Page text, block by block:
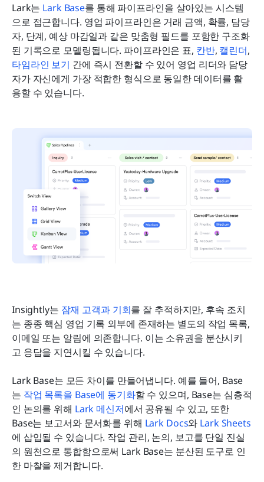
Lark는 Lark Base를 통해 파이프라인을 살아있는 시스템
으로 접근합니다. 영업 파이프라인은 거래 금액, 확률, 담당
자, 단계, 예상 마감일과 같은 맞춤형 필드를 포함한 구조화
된 기록으로 모델링됩니다. 파이프라인은 표, 칸반, 캘린더
타임라인 보기 간에 즉시 전환할 수 있어 영업 리더와 담당
자가 자신에게 가장 적합한 형식으로 동일한 데이터를 활
용할 수 있습니다.
Insightly는 잠재 고객과 기회를 잘 추적하지만, 후속 조치
는 종종 핵심 영업 기록 외부에 존재하는 별도의 작업 목록,
이메일 또는 알림에 의존합니다. 이는 소유권을 분산시키
고 응답을 지연시킬 수 있습니다.
Lark Base는 모든 차이를 만들어냅니다. 예를 들어, Base
는 작업 목록을 Base에 동기화할 수 있으며, Base는 심층적
인 논의를 위해 Lark 메신저에서 공유될 수 있고, 또한
Base는 보고서와 문서화를 위해 Lark Docs와 Lark Sheets
에 삽입될 수 있습니다. 작업 관리, 논의, 보고를 단일 진실
의 원천으로 통합함으로써 Lark Base는 분산된 도구로 인
한 마찰을 제거합니다.